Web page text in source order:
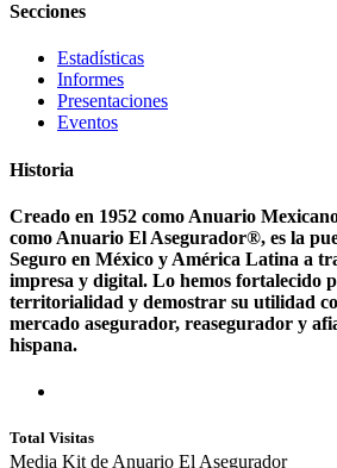
Secciones
Estadísticas
Informes
Presentaciones
Eventos
Historia
Creado en 1952 como Anuario
como Anuario El Asegurador®, es la
Seguro en México y América Latina a
impresa y digital. Lo hemos fortalecido
territorialidad y demostrar su utilidad
mercado asegurador, reasegurador y
hispana.
Total Visitas
Media Kit de Anuario El Asegurador